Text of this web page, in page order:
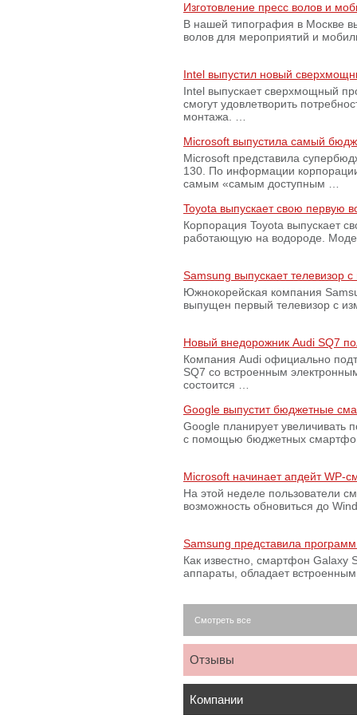
Изготовление пресс волов и
В нашей типография в Москве
волов для мероприятий и
Intel выпустил новый
Intel выпускает сверхмощный
смогут удовлетворить
монтажа. …
Microsoft выпустила самый
Microsoft представила
130. По информации
самым «самым доступным …
Toyota выпускает свою первую
Корпорация Toyota выпускает
работающую на водороде.
Samsung выпускает телевизор
Южнокорейская компания
выпущен первый телевизор с
Новый внедорожник Audi SQ7
Компания Audi официально
SQ7 со встроенным
состоится …
Google выпустит бюджетные
Google планирует увеличивать
с помощью бюджетных
Microsoft начинает апдейт WP-
На этой неделе пользователи
возможность обновиться до
Samsung представила
Как известно, смартфон Galaxy
аппараты, обладает
Смотреть все
Отзывы
Компании